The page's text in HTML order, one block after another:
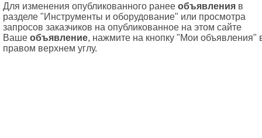
Для изменения опубликованного ранее объявления в
разделе "Инструменты и оборудование" или просмотра
запросов заказчиков на опубликованное на этом сайте
Ваше объявление, нажмите на кнопку "Мои объявления"
правом верхнем углу.